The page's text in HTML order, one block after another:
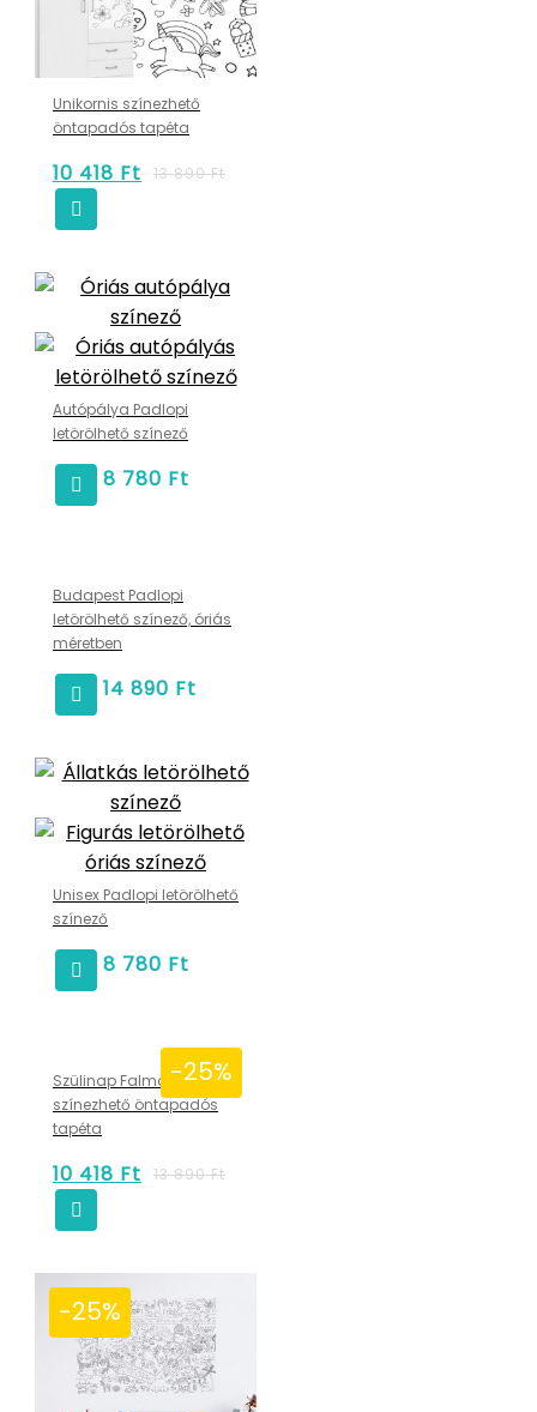
Unikornis színezhető
öntapadós tapéta
13 890Ft
10 418 Ft
Autópálya Padlopi
letörölhető színező
8 780 Ft
Budapest Padlopi
letörölhető színező, óriás
méretben
14 890 Ft
Unisex Padlopi letörölhető
színező
8 780 Ft
-25%
Szülinap Falmatrica
színezhető öntapadós
tapéta
13 890Ft
10 418 Ft
-25%